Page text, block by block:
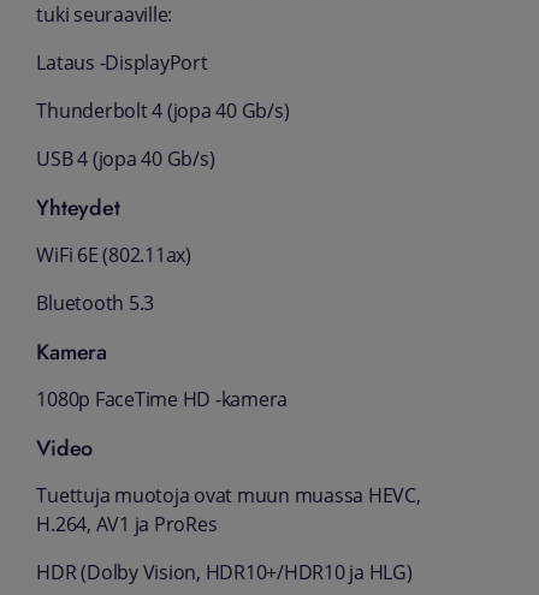
tuki seuraaville:
Lataus -DisplayPort
Thunderbolt 4 (jopa 40 Gb/s)
USB 4 (jopa 40 Gb/s)
Yhteydet
WiFi 6E (802.11ax)
Bluetooth 5.3
Kamera
1080p FaceTime HD ‑kamera
Video
Tuettuja muotoja ovat muun muassa HEVC,
H.264, AV1 ja ProRes
HDR (Dolby Vision, HDR10+/HDR10 ja HLG)